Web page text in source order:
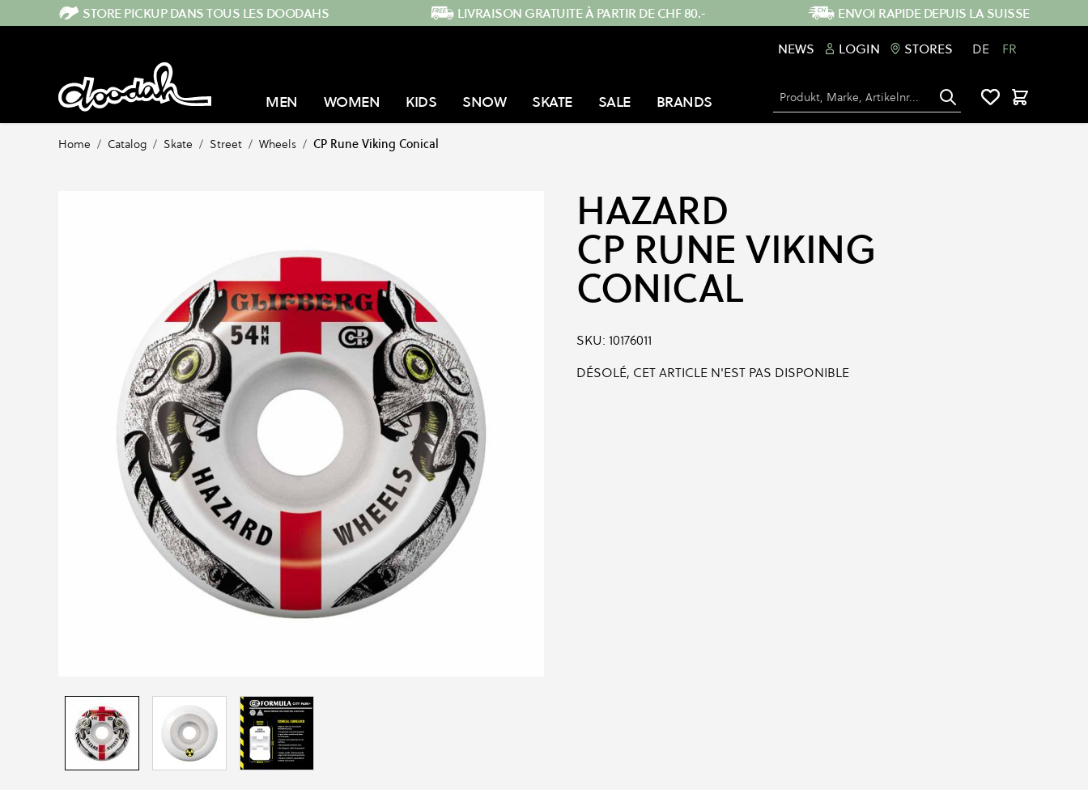
Skip to ContentSTORE PICKUP DANS TOUS LES DOODAHS LIVRAISON GRATUITE À PARTIR DE CHF 80.-
ENVOI RAPIDE DEPUIS LA SUISSE
NEWS
LOGIN STORES DE FR
MEN WOMEN KIDS SNOW SKATE SALE BRANDS Chercher Panier
Home / Catalog / Skate / Street / Wheels / CP Rune Viking Conical
HAZARD
CP RUNE VIKING
CONICAL
SKU: 10176011
DÉSOLÉ, CET ARTICLE N'EST PAS DISPONIBLE